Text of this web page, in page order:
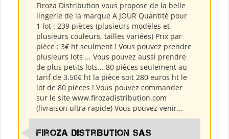
Firoza Distribution vous propose de la belle
lingerie de la marque A JOUR Quantité pour
1 lot : 239 pièces (plusieurs modèles et
plusieurs couleurs, tailles variées) Prix par
pièce : 3€ ht seulment ! Vous pouvez prendre
plusieurs lots ... Vous pouvez aussi prendre
de plus petits lots... 80 pièces seulement au
tarif de 3.50€ ht la pièce soit 280 euros ht le
lot de 80 pièces ! Vous pouvez commander
sur le site www.firozadistribution.com
(livraison ultra rapide) Vous pouvez venir...
Firoza Distribution SAS